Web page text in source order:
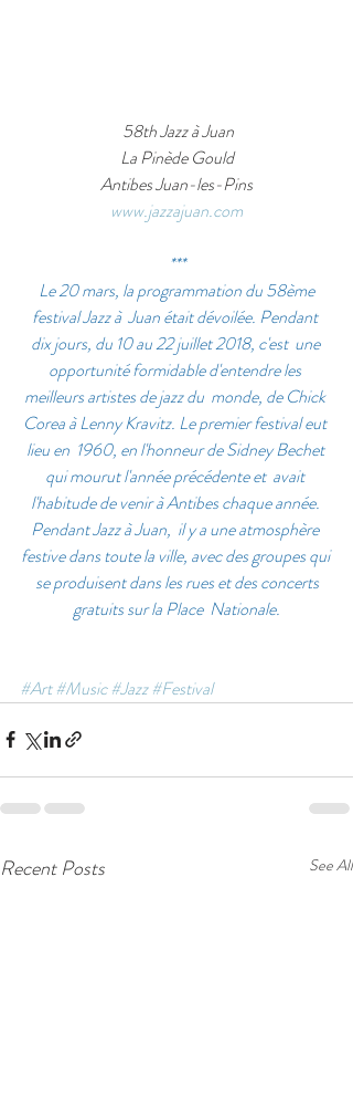
58th Jazz à Juan
La Pinède Gould
Antibes Juan-les-Pins
www.jazzajuan.com
***
festival Jazz à  Juan était dévoilée. Pendant
dix jours, du 10 au 22 juillet 2018, c'est  une
opportunité formidable d'entendre les
meilleurs artistes de jazz du  monde, de Chick
Corea à Lenny Kravitz. Le premier festival eut
lieu en  1960, en l'honneur de Sidney Bechet
qui mourut l'année précédente et  avait
l'habitude de venir à Antibes chaque année.
Pendant Jazz à Juan,  il y a une atmosphère
festive dans toute la ville, avec des groupes qui
se produisent dans les rues et des concerts
gratuits sur la Place  Nationale.
#Art #Music #Jazz #Festival
Recent Posts See All